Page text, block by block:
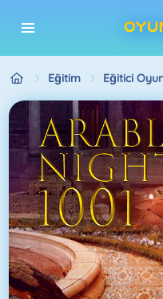
Eğitim Eğitici